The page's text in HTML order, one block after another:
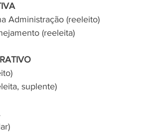
Administração (reeleito)
(reeleita)
suplente)